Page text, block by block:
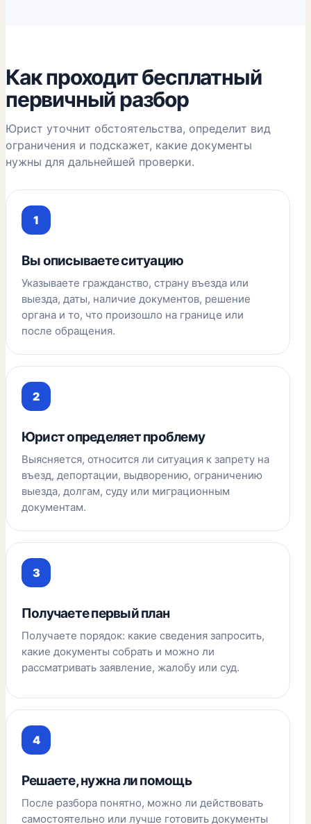
Как проходит бесплатный
первичный разбор
Юрист уточнит обстоятельства, определит вид
ограничения и подскажет, какие документы
нужны для дальнейшей проверки.
Вы описываете ситуацию
Указываете гражданство, страну въезда или
выезда, даты, наличие документов, решение
органа и то, что произошло на границе или
после обращения.
Юрист определяет проблему
Выясняется, относится ли ситуация к запрету на
въезд, депортации, выдворению, ограничению
выезда, долгам, суду или миграционным
документам.
Получаете первый план
Получаете порядок: какие сведения запросить,
какие документы собрать и можно ли
рассматривать заявление, жалобу или суд.
Решаете, нужна ли помощь
После разбора понятно, можно ли действовать
самостоятельно или лучше готовить документы